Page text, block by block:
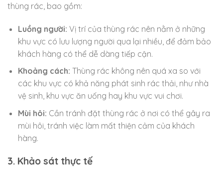
thùng rác, bao gồm:
Luồng người: Vị trí của thùng rác nên nằm ở những
khu vực có lưu lượng người qua lại nhiều, để đảm bảo
khách hàng có thể dễ dàng tiếp cận.
Khoảng cách: Thùng rác không nên quá xa so với
các khu vực có khả năng phát sinh rác thải, như nhà
vệ sinh, khu vực ăn uống hay khu vực vui chơi.
Mùi hôi: Cần tránh đặt thùng rác ở nơi có thể gây ra
mùi hôi, tránh việc làm mất thiện cảm của khách
hàng.
3. Khảo sát thực tế